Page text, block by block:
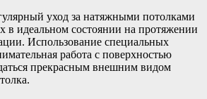
уход за натяжными потолками
в идеальном состоянии на протяжении
Использование специальных
работа с поверхностью
прекрасным внешним видом